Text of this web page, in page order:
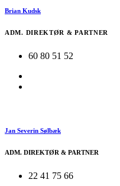
Brian Kudsk
ADM. DIREKTØR & PARTNER
60 80 51 52
Jan Severin Sølbæk
ADM. DIREKTØR & PARTNER
22 41 75 66